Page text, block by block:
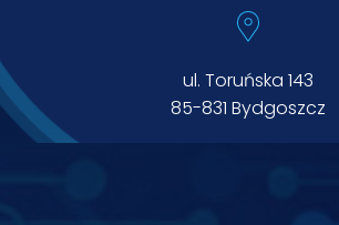
ul. Toruńska 143
85-831 Bydgoszcz